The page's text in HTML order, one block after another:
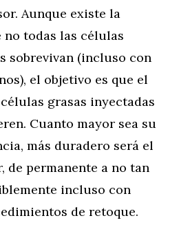
Aunque existe la
todas las células
sobrevivan (incluso con
el objetivo es que el
grasas inyectadas
Cuanto mayor sea su
más duradero será el
de permanente a no tan
incluso con
de retoque.